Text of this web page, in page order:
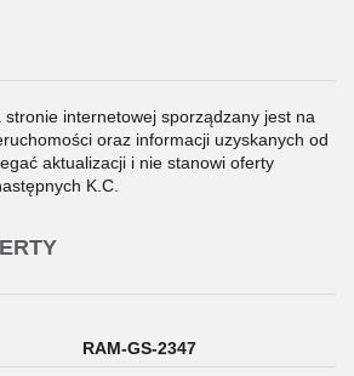
internetowej sporządzany jest na
oraz informacji uzyskanych od
aktualizacji i nie stanowi oferty
K.C.
RAM-GS-2347